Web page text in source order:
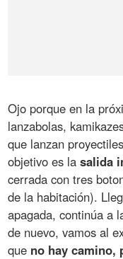
Ojo porque en la
lanzabolas,
que lanzan
objetivo es lasalida
cerrada con tres
de la habitación).
apagada, continúa a
de nuevo, vamos al
que no hay camino,